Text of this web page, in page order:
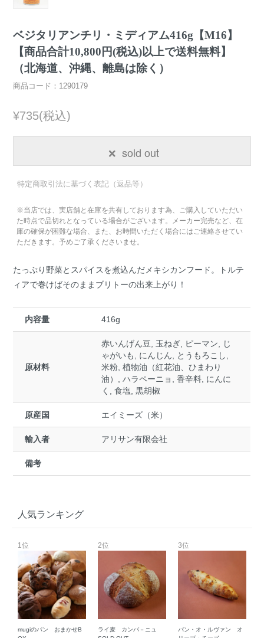
ベジタリアンチリ・ミディアム416g【M16】
【商品合計10,800円(税込)以上で送料無料】
（北海道、沖縄、離島は除く）
商品コード：1290179
¥735(税込)
sold out
特定商取引法に基づく表記（返品等）
※当店では、実店舗と在庫を共有しております為、ご購入していただい
た時点で品切れとなっている場合がございます。メーカー完売など、在
庫の確保が困難な場合、また、お時間いただく場合にはご連絡させてい
ただきます。予めご了承くださいませ。
たっぷり野菜とスパイスを煮込んだメキシカンフード。トルテ
ィアで巻けばそのままブリトーの出来上がり！
内容量 416g
原材料
赤いんげん豆, 玉ねぎ, ピーマン, じ
ゃがいも, にんじん, とうもろこし,
米粉, 植物油（紅花油、ひまわり
油）, ハラペーニョ, 香辛料, にんに
く, 食塩, 黒胡椒
原産国 エイミーズ（米）
輸入者 アリサン有限会社
備考
人気ランキング
1位
mugiのパン おまかせB
2位
ライ麦 カンパ－ニュ
3位
パン・オ・ルヴァン オ